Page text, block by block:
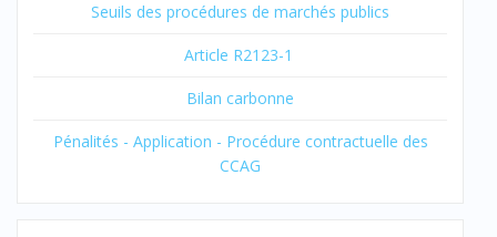
Seuils des procédures de marchés publics
Article R2123-1
Bilan carbonne
Pénalités - Application - Procédure contractuelle des
CCAG